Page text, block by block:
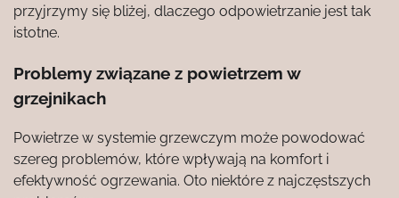
przyjrzymy się bliżej, dlaczego odpowietrzanie jest tak
istotne.
Problemy związane z powietrzem w
grzejnikach
Powietrze w systemie grzewczym może powodować
szereg problemów, które wpływają na komfort i
efektywność ogrzewania. Oto niektóre z najczęstszych